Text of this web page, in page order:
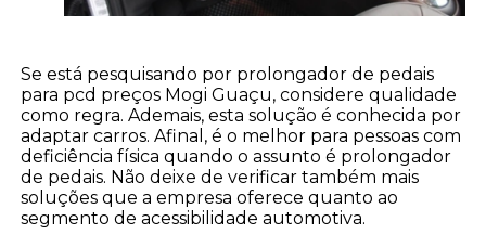
Se está pesquisando por prolongador de pedais
para pcd preços Mogi Guaçu, considere qualidade
como regra. Ademais, esta solução é conhecida por
adaptar carros. Afinal, é o melhor para pessoas com
deficiência física quando o assunto é prolongador
de pedais. Não deixe de verificar também mais
soluções que a empresa oferece quanto ao
segmento de acessibilidade automotiva.